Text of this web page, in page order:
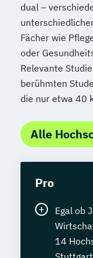
dual –
Fächer wie
oder
Relevante
berühmten
die nur etwa 40
Alle
Pro
Egal ob
14